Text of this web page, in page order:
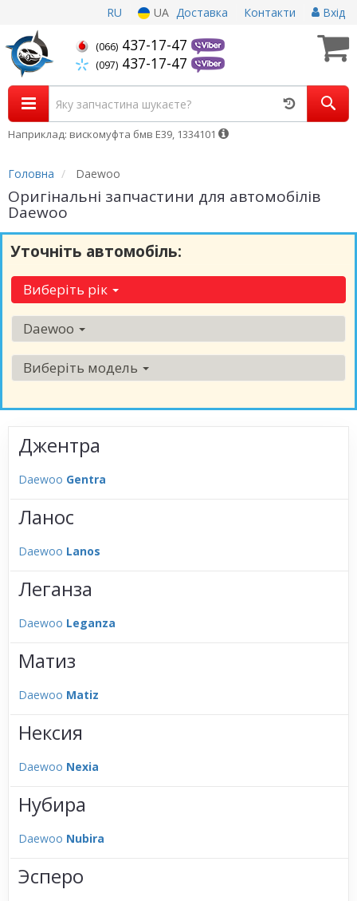
RU UA Доставка Контакти Вхід
(066) 437-17-47
(097) 437-17-47
Наприклад: вискомуфта бмв Е39, 1334101
Головна Daewoo
Оригінальні запчастини для автомобілів
Daewoo
Уточніть автомобіль:
Виберіть рік
Daewoo
Виберіть модель
Джентра
Daewoo Gentra
Ланос
Daewoo Lanos
Леганза
Daewoo Leganza
Матиз
Daewoo Matiz
Нексия
Daewoo Nexia
Нубира
Daewoo Nubira
Эсперо